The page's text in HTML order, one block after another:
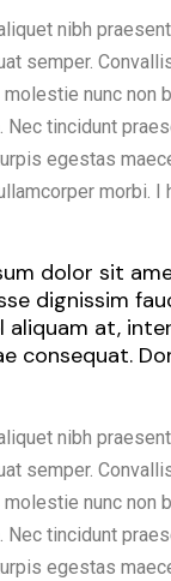
nibh
semper.
nunc non
tincidunt
egestas
morbi.
dolor sit
dignissim
aliquam at,
consequat.
nibh
semper.
nunc non
tincidunt
egestas